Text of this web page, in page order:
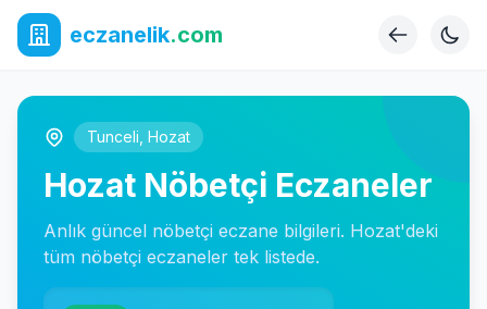
eczanelik.com
Tunceli Hozat
Hozat Nöbetçi Eczaneler
Anlık güncel nöbetçi eczane bilgileri. Hozat'deki
tüm nöbetçi eczaneler tek listede.